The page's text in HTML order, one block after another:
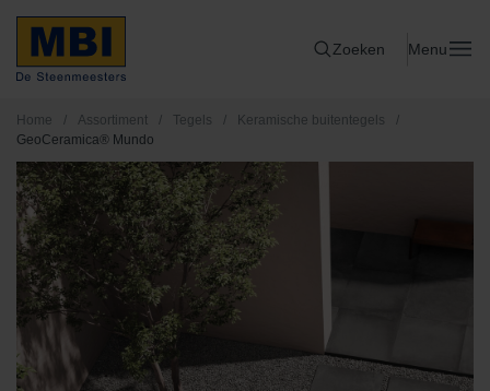
Zoeken Menu
Home / Assortiment / Tegels / Keramische buitentegels
/
GeoCeramica® Mundo